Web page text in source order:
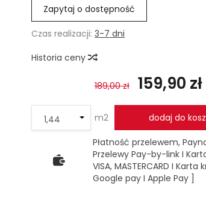
Zapytaj o dostępność
Czas realizacji: 3-7 dni
Historia ceny
189,00 zł 159,90
m2 dodaj do
Płatność przelewem,
Przelewy Pay-by-link I
VISA, MASTERCARD I Karta
Google pay I Apple Pay ]